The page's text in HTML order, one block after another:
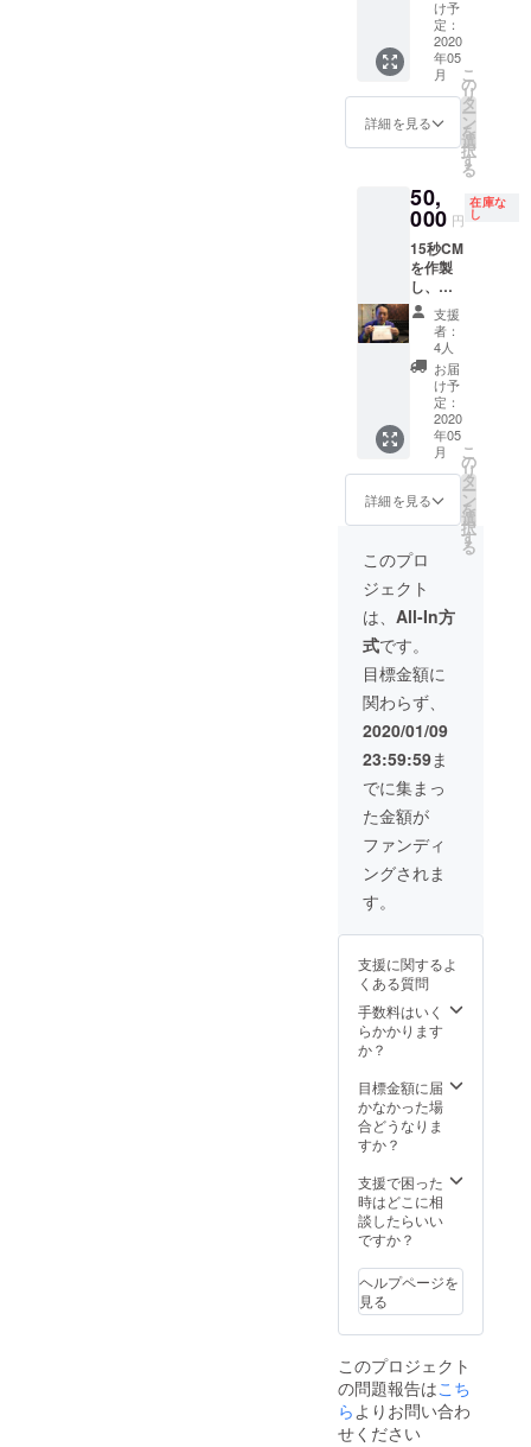
す（都
内の場
合は、
お会い
の上、
打ち合
わせい
＊場所
や人数
によっ
ては、
移動
費、宿
泊代の
ご相談
をする
場合も
ござい
ますの
で、ご
了承く
ださ
い。
け予
定：
2020
年05
月
詳細を見る
こ
の
リ
タ
ー
ン
を
選
択
す
る
50,
000 円
在庫な
し
15秒CM
を作製
し、劇
中で流
しま
す！ ＊
CMの内
容は、
電話や
都内で
あれば
直接お
会い
し、ヒ
アリン
上、佐
藤監督
に一任
されま
す（要
望は出
来るだ
け取り
入れま
すが、
佐藤監
督のセ
ンスに
ご期待
くださ
い）。
＊出来
上がり
お披露
りま
す。事
前に完
成映像
りませ
んの
で、ご
い。
支援
者：
4人
お届
け予
定：
2020
年05
月
詳細を見る
こ
の
リ
タ
ー
ン
を
選
択
す
る
このプロ
ジェクト
は、 All-In方
式です。
目標金額に
関わらず、
2020/01/09
23:59:59ま
でに集まっ
た金額が
ファンディ
ングされま
す。
支援に関するよ
くある質問
手数料はいく
らかかります
か？
目標金額に届
かなかった場
合どうなりま
すか？
支援で困った
時はどこに相
談したらいい
ですか？
ヘルプページを
見る
このプロジェクト
の問題報告はこち
らよりお問い合わ
せください